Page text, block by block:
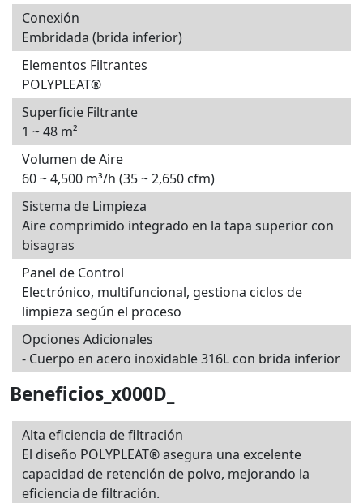
Conexión
Embridada (brida inferior)
Elementos Filtrantes
POLYPLEAT®
Superficie Filtrante
1 ~ 48 m²
Volumen de Aire
60 ~ 4,500 m³/h (35 ~ 2,650 cfm)
Sistema de Limpieza
Aire comprimido integrado en la tapa superior con
bisagras
Panel de Control
Electrónico, multifuncional, gestiona ciclos de
limpieza según el proceso
Opciones Adicionales
- Cuerpo en acero inoxidable 316L con brida inferior
Beneficios_x000D_
Alta eficiencia de filtración
El diseño POLYPLEAT® asegura una excelente
capacidad de retención de polvo, mejorando la
eficiencia de filtración.